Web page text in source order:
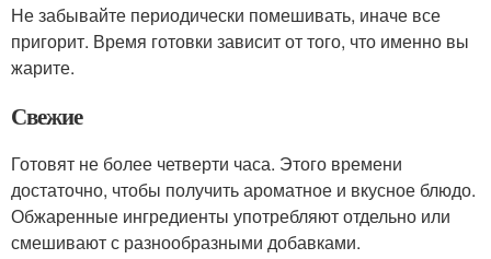
Не забывайте периодически помешивать, иначе все
пригорит. Время готовки зависит от того, что именно вы
жарите.
Свежие
Готовят не более четверти часа. Этого времени
достаточно, чтобы получить ароматное и вкусное блюдо.
Обжаренные ингредиенты употребляют отдельно или
смешивают с разнообразными добавками.